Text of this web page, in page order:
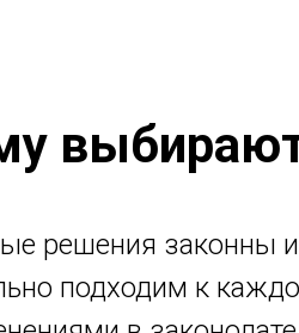
решения законны
подходим к